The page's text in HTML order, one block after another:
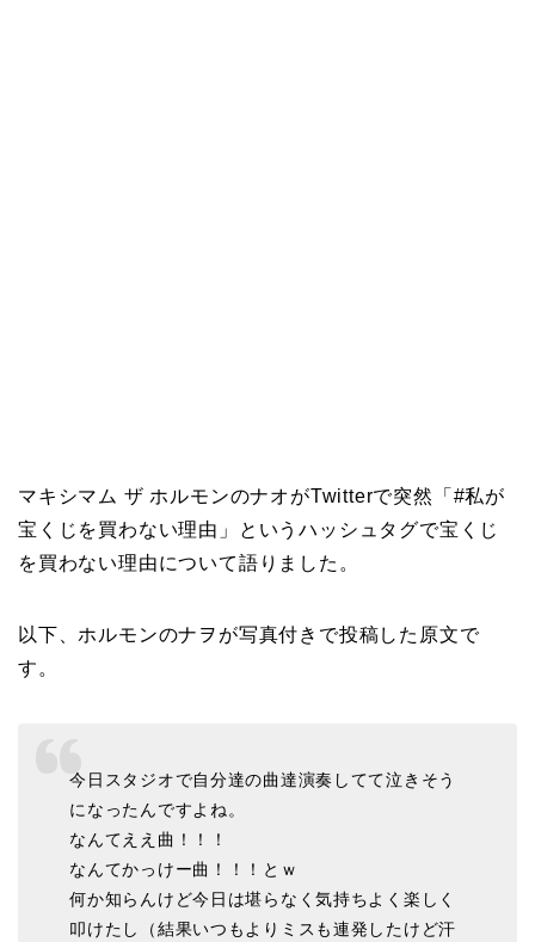
マキシマム ザ ホルモンのナオがTwitterで突然「#私が
宝くじを買わない理由」というハッシュタグで宝くじ
を買わない理由について語りました。
以下、ホルモンのナヲが写真付きで投稿した原文で
す。
今日スタジオで自分達の曲達演奏してて泣きそう
になったんですよね。
なんてええ曲！！！
なんてかっけー曲！！！とｗ
何か知らんけど今日は堪らなく気持ちよく楽しく
叩けたし（結果いつもよりミスも連発したけど汗